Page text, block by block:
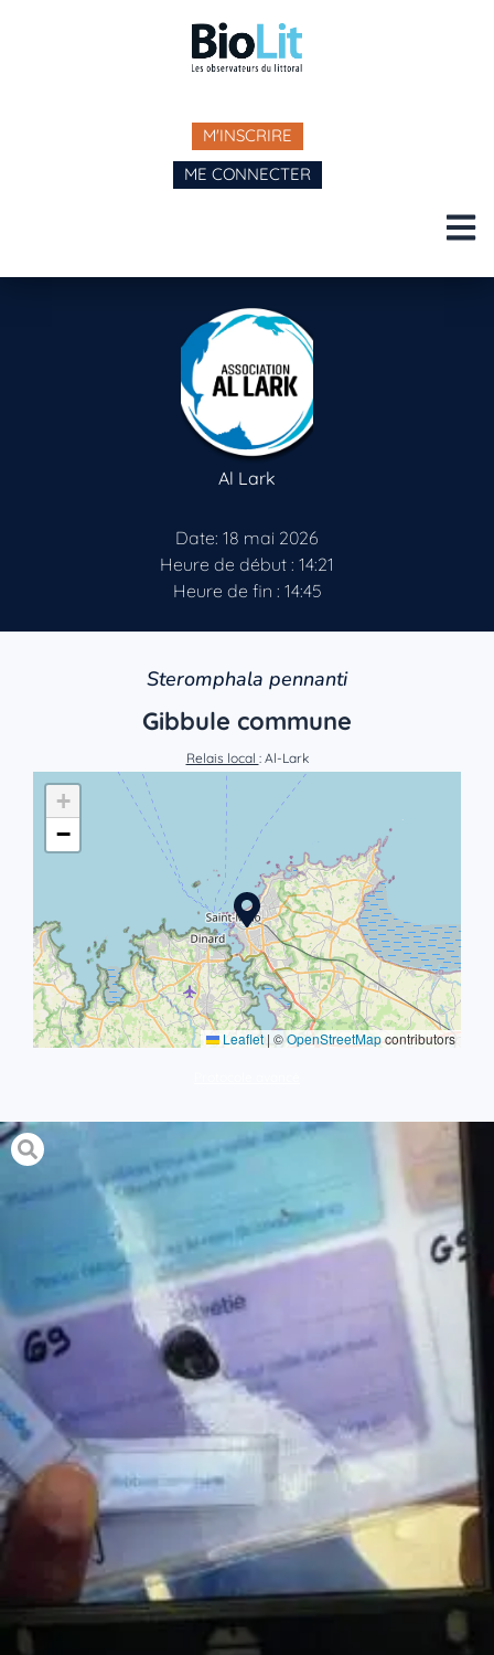
M'INSCRIRE
ME CONNECTER
Al Lark
Date: 18 mai 2026
Heure de début : 14:21
Heure de fin : 14:45
Steromphala pennanti
Gibbule commune
Relais local : Al-Lark
+
−
Leaflet | ©OpenStreetMapcontributors